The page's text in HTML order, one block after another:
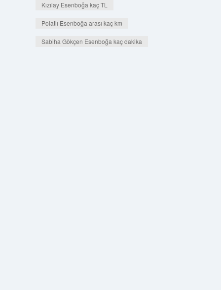
Kızılay Esenboğa kaç TL
Polatlı Esenboğa arası kaç km
Sabiha Gökçen Esenboğa kaç dakika